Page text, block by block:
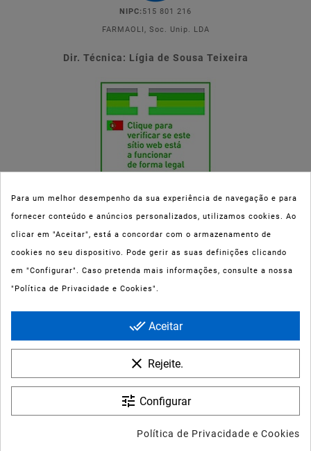
NIPC: 515 801 216
FARMAOLI, Soc. Unip. LDA
Dir. Técnica: Lígia de Sousa Teixeira
Esta parafarmácia (Farmaoli) encontra-se autorizada pelo INFARMED
(registo nº 00078/2020) para a dispensa de Medicamentos Não
Sujeitos a Receita Médica (MNSRM) e produtos de saúde e bem-estar
ao domicílio e através da internet. Os Medicamentos Não Sujeitos a
Maia, Matosinhos, Gondomar e Vila Nova de Gaia.
© 2022 - Farmaoli - Soc. Uni. Lda
Para um melhor desempenho da sua experiência de navegação e para
fornecer conteúdo e anúncios personalizados, utilizamos cookies. Ao
clicar em "Aceitar", está a concordar com o armazenamento de
cookies no seu dispositivo. Pode gerir as suas definições clicando
em "Configurar". Caso pretenda mais informações, consulte a nossa
"Política de Privacidade e Cookies".
done_all Aceitar
clear Rejeite.
tune Configurar
Política de Privacidade e Cookies